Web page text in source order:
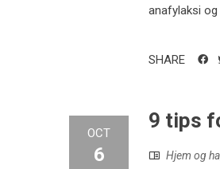
anafylaksi og
SHARE
OCT
6
9 tips
Hjem og